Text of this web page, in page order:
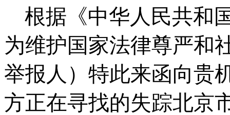
根据《中华人民共和
为维护国家法律尊严和
举报人）特此来函向贵
方正在寻找的失踪北京